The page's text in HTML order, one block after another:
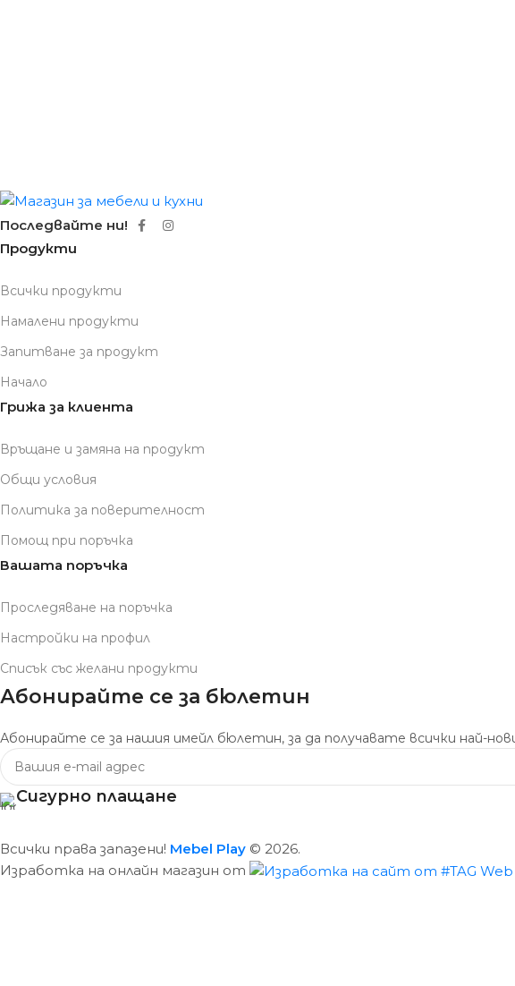
Последвайте ни!
Продукти
Всички продукти
Намалени продукти
Запитване за продукт
Начало
Грижа за клиента
Връщане и замяна на продукт
Общи условия
Политика за поверителност
Помощ при поръчка
Вашата поръчка
Проследяване на поръчка
Настройки на профил
Списък със желани продукти
Абонирайте се за бюлетин
Абонирайте се за нашия имейл бюлетин, за да получавате всички най-
Сигурно плащане
Всички права запазени! Mebel Play © 2026.
Изработка на онлайн магазин от